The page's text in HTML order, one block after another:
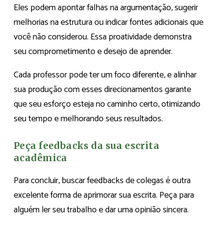
Eles podem apontar falhas na argumentação, sugerir
melhorias na estrutura ou indicar fontes adicionais que
você não considerou. Essa proatividade demonstra
seu comprometimento e desejo de aprender.
Cada professor pode ter um foco diferente, e alinhar
sua produção com esses direcionamentos garante
que seu esforço esteja no caminho certo, otimizando
seu tempo e melhorando seus resultados.
Peça feedbacks da sua escrita
acadêmica
Para concluir, buscar feedbacks de colegas é outra
excelente forma de aprimorar sua escrita. Peça para
alguém ler seu trabalho e dar uma opinião sincera.